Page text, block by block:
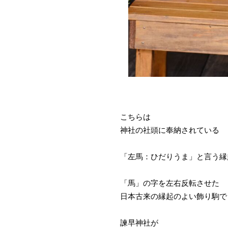
こちらは
神社の社頭に奉納されている
「左馬：ひだりうま」と言う
「馬」の字を左右反転させた
日本古来の縁起のよい飾り駒で
諫早神社が